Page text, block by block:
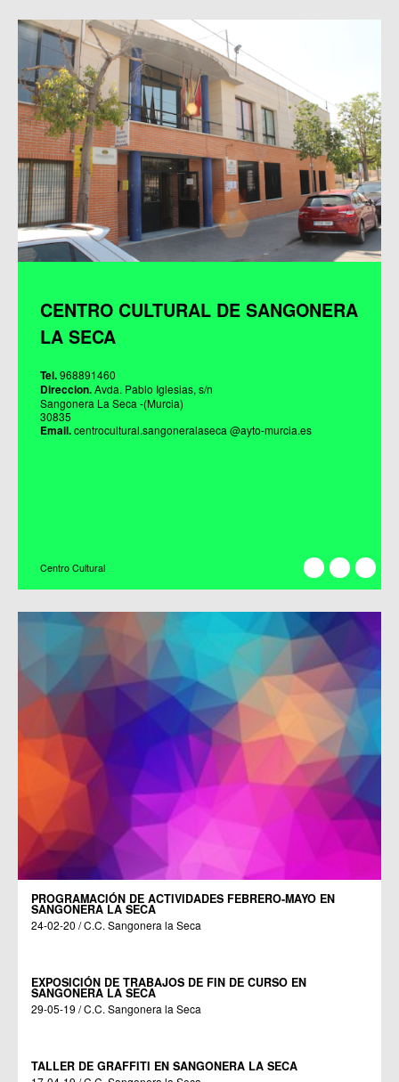
CENTRO CULTURAL DE SANGONERA
LA SECA
Tel.968891460
Direccion.Avda. Pablo Iglesias, s/n
Sangonera La Seca -(Murcia)
30835
Email.centrocultural.sangoneralaseca @ayto-murcia.es
Centro Cultural
PROGRAMACIÓN DE ACTIVIDADES FEBRERO-MAYO EN
SANGONERA LA SECA
24-02-20 / C.C. Sangonera la Seca
EXPOSICIÓN DE TRABAJOS DE FIN DE CURSO EN
SANGONERA LA SECA
29-05-19 / C.C. Sangonera la Seca
TALLER DE GRAFFITI EN SANGONERA LA SECA